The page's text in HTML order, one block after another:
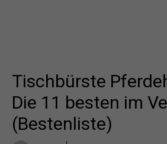
Tischbürste
Die 11 besten im
(Bestenliste)